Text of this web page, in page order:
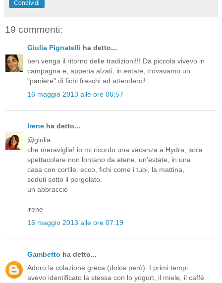
Condividi
19 commenti:
Giulia Pignatelli ha detto...
ben venga il ritorno delle tradizioni!!! Da piccola vivevo in
campagna e, appena alzati, in estate, trovavamo un
"paniere" di fichi freschi ad attenderci!
16 maggio 2013 alle ore 06:57
Irene ha detto...
@giulia
che meraviglia! io mi ricordo una vacanza a Hydra, isola
spettacolare non lontano da atene, un'estate, in una
casa con cortile. ecco, fichi come i tuoi, la mattina,
seduti sotto il pergolato.
un abbraccio
irene
16 maggio 2013 alle ore 07:19
Gambetto ha detto...
Adoro la colazione greca (dolce però). I primi tempi
avevo identificato la stessa con lo yogurt, il miele, il caffè